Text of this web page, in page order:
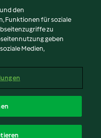
den
Funktionen für soziale
zu
geben
Medien,